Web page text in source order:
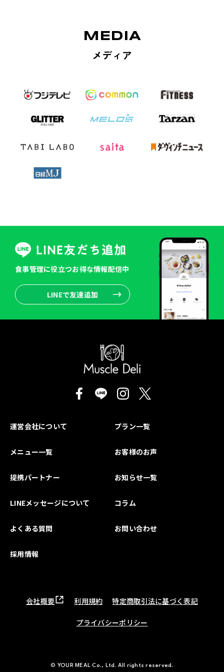
MEDIA
メディア
食事管理に役立つお得な情報配信中
LINEで友達追加
運営会社について プラン一覧
メニュー一覧 お客様のお声
提携パートナー お知らせ一覧
LINEメッセージについて コラム
よくある質問 お問い合わせ
採用情報
会社概要 利用規約 特定商取引法に基づく表記
プライバシーポリシー
© YOUR MEAL Co., Ltd. All rights reserved.